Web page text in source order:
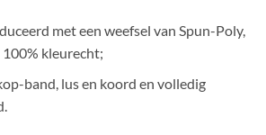
met een weefsel van Spun-Poly,
kleurecht;
band, lus en koord en volledig